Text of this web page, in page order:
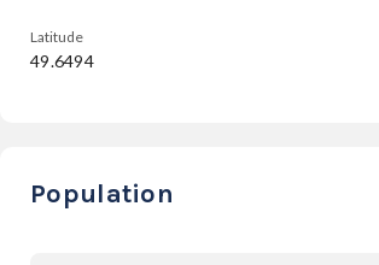
Latitude
49.6494
Population